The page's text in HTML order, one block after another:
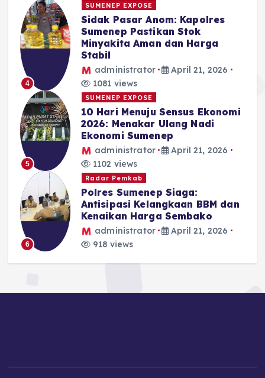
4
SUMENEP EXPOSE
Sidak Pasar Anom: Kapolres
Sumenep Pastikan Stok
Minyakita Aman dan Harga
Stabil
administrator
April 21, 2026
1081 views
5
SUMENEP EXPOSE
10 Hari Menuju Sensus Ekonomi
2026: Menakar Ulang Nadi
Ekonomi Sumenep
administrator
April 21, 2026
1102 views
6
Radar Pemkab
Polres Sumenep Siaga:
Antisipasi Kelangkaan BBM dan
Kenaikan Harga Sembako
administrator
April 21, 2026
918 views